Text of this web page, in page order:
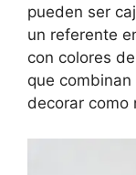
pueden ser
un referente
con colores
que
decorar como